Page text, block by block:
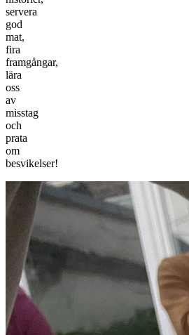
servera
god
mat,
fira
framgångar,
lära
oss
av
misstag
och
prata
om
besvikelser!